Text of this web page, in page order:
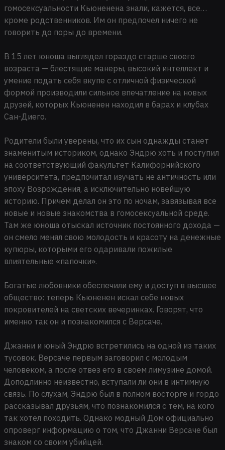
гомосексуальности Кьюненена знали, кажется, все…
кроме родственников. Им он предпочел ничего не
говорить до поры до времени.
В 15 лет юноша выглядел гораздо старше своего
возраста — блестящие манеры, высокий интеллект и
умение подать себя вкупе с отличной физической
формой производили сильное впечатление на новых
друзей, которых Кьюненен находил в барах и клубах
Сан-Диего.
Родители были уверены, что их сын однажды станет
знаменитым историком, однако Эндрю хоть и поступил
на соответствующий факультет Калифорнийского
университета, предпочитал изучать не античность или
эпоху Возрождения, а исключительно новейшую
историю. Причем делал он это по ночам, завязывая все
новые и новые знакомства в гомосексуальной среде.
Там же юноша отыскал источник постоянного дохода —
он смело менял свою молодость и красоту на денежные
купюры, которыми его одаривали пожилые
влиятельные «папочки».
Богатые любовники обеспечили ему и доступ в высшее
общество: теперь Кьюненен искал себе новых
покровителей на светских вечеринках. Говорят, что
именно так он и познакомился с Версаче.
Джанни и юный Эндрю встретились на одной из таких
тусовок. Версаче первым заговорил с молодым
человеком, а после отвез его в своем лимузине домой.
Доподлинно неизвестно, вступали ли они в интимную
связь. По слухам, Эндрю был в полном восторге и гордо
рассказывал друзьям, что познакомился с тем, на кого
так хотел походить. Однако модный Дом официально
опроверг информацию о том, что Джанни Версаче был
знаком со своим убийцей.